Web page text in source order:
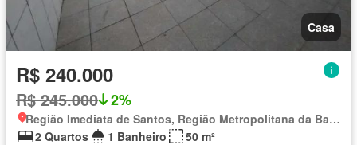
Casa
R$ 240.000
R$ 245.000 2%
Região Imediata de Santos, Região Metropolitana da Baixada Santista
2 Quartos
1 Banheiro
50 m²